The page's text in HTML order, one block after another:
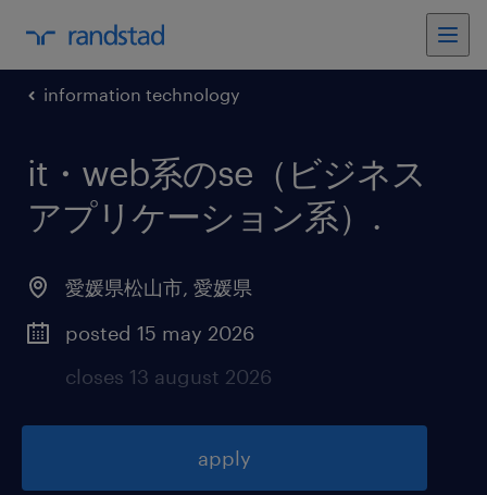
information technology
it・web系のse（ビジネス
アプリケーション系） .
愛媛県松山市, 愛媛県
posted 15 may 2026
closes 13 august 2026
apply